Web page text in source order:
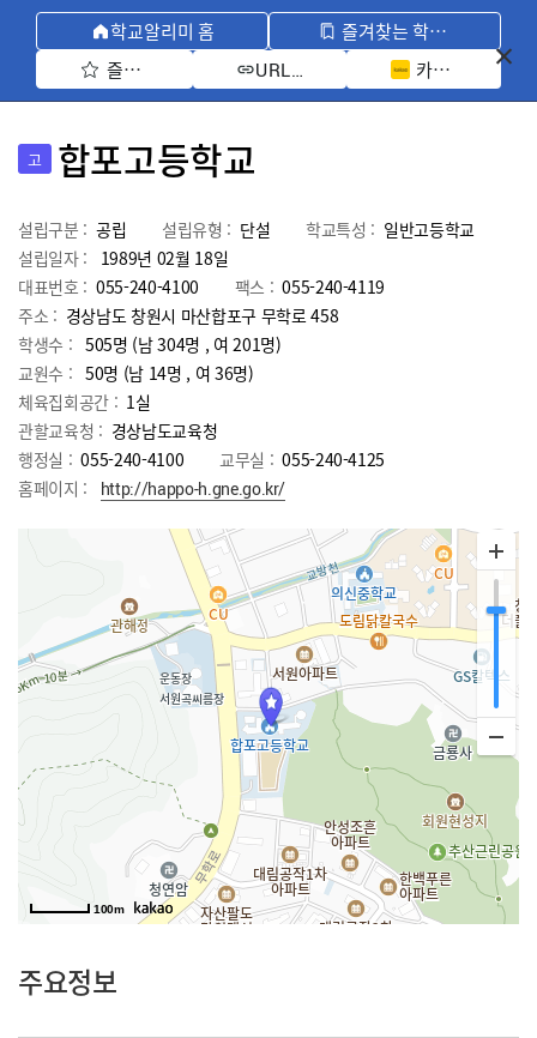
학교알리미 홈
즐겨찾는 학교 모아보기
즐겨찾기 선택
URL 복사 카카오톡 공유
고 합포고등학교
설립구분 : 공립 설립유형 : 단설 학교특성 : 일반고등학교
설립일자 :
1989년 02월 18일
대표번호 : 055-240-4100 팩스 : 055-240-4119
주소 : 경상남도 창원시 마산합포구 무학로 458
학생수 : 505명 (남 304명 , 여 201명)
교원수 : 50명 (남 14명 , 여 36명)
체육집회공간 : 1실
관할교육청 : 경상남도교육청
행정실 : 055-240-4100 교무실 : 055-240-4125
홈페이지 :
http://happo-h.gne.go.kr/
100m
주요정보